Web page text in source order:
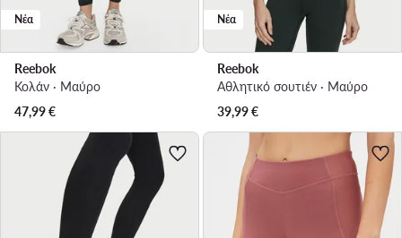
Νέα
Reebok
Κολάν · Μαύρο
47,99€
Νέα
Reebok
Αθλητικό σουτιέν · Μαύρο
39,99€